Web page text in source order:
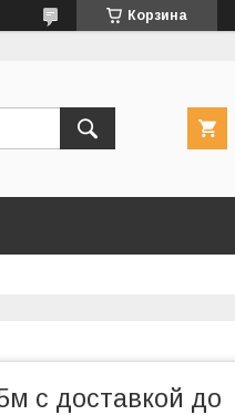
Корзина
с доставкой до